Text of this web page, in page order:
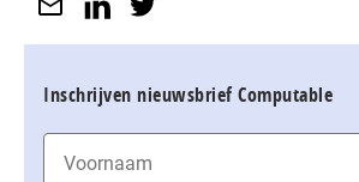
Inschrijven nieuwsbrief Computable